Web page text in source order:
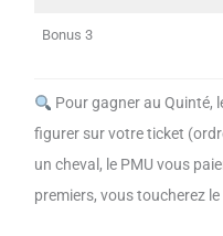
Bonus 3
Pour gagner au Quinté,
figurer sur votre ticket
un cheval, le PMU vous
premiers, vous toucherez le